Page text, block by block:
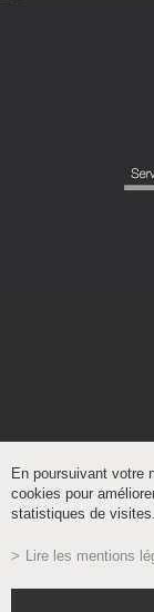
En poursuivant votre
cookies pour
statistiques de visites.
Lire les mentions